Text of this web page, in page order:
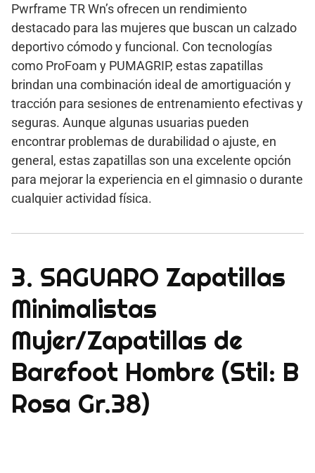
Pwrframe TR Wn’s ofrecen un rendimiento
destacado para las mujeres que buscan un calzado
deportivo cómodo y funcional. Con tecnologías
como ProFoam y PUMAGRIP, estas zapatillas
brindan una combinación ideal de amortiguación y
tracción para sesiones de entrenamiento efectivas y
seguras. Aunque algunas usuarias pueden
encontrar problemas de durabilidad o ajuste, en
general, estas zapatillas son una excelente opción
para mejorar la experiencia en el gimnasio o durante
cualquier actividad física.
3. SAGUARO Zapatillas
Minimalistas
Mujer/Zapatillas de
Barefoot Hombre (Stil: B
Rosa Gr.38)